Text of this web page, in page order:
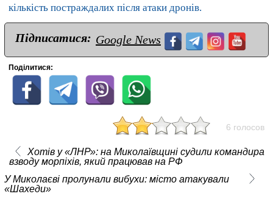
кількість постраждалих після атаки дронів.
Підписатися: Google News
Поділитися:
6 голосов
Хотів у «ЛНР»: на Миколаївщині судили командира
взводу морпіхів, який працював на РФ
У Миколаєві пролунали вибухи: місто атакували
«Шахеди»